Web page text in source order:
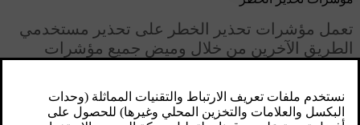
محدّث ٠٨‏/٠٦‏/٢٠٢٣
تعمل مؤشرات تحذير الخطر على تحذير مستخدمي
الطريق الآخرين من خلال وميض جميع مؤشرات